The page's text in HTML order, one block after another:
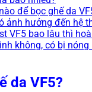
để bọc ghế da
ảnh hưởng đến hệ
VF5 bao lâu thì
không, có bị nóng
da VF5?